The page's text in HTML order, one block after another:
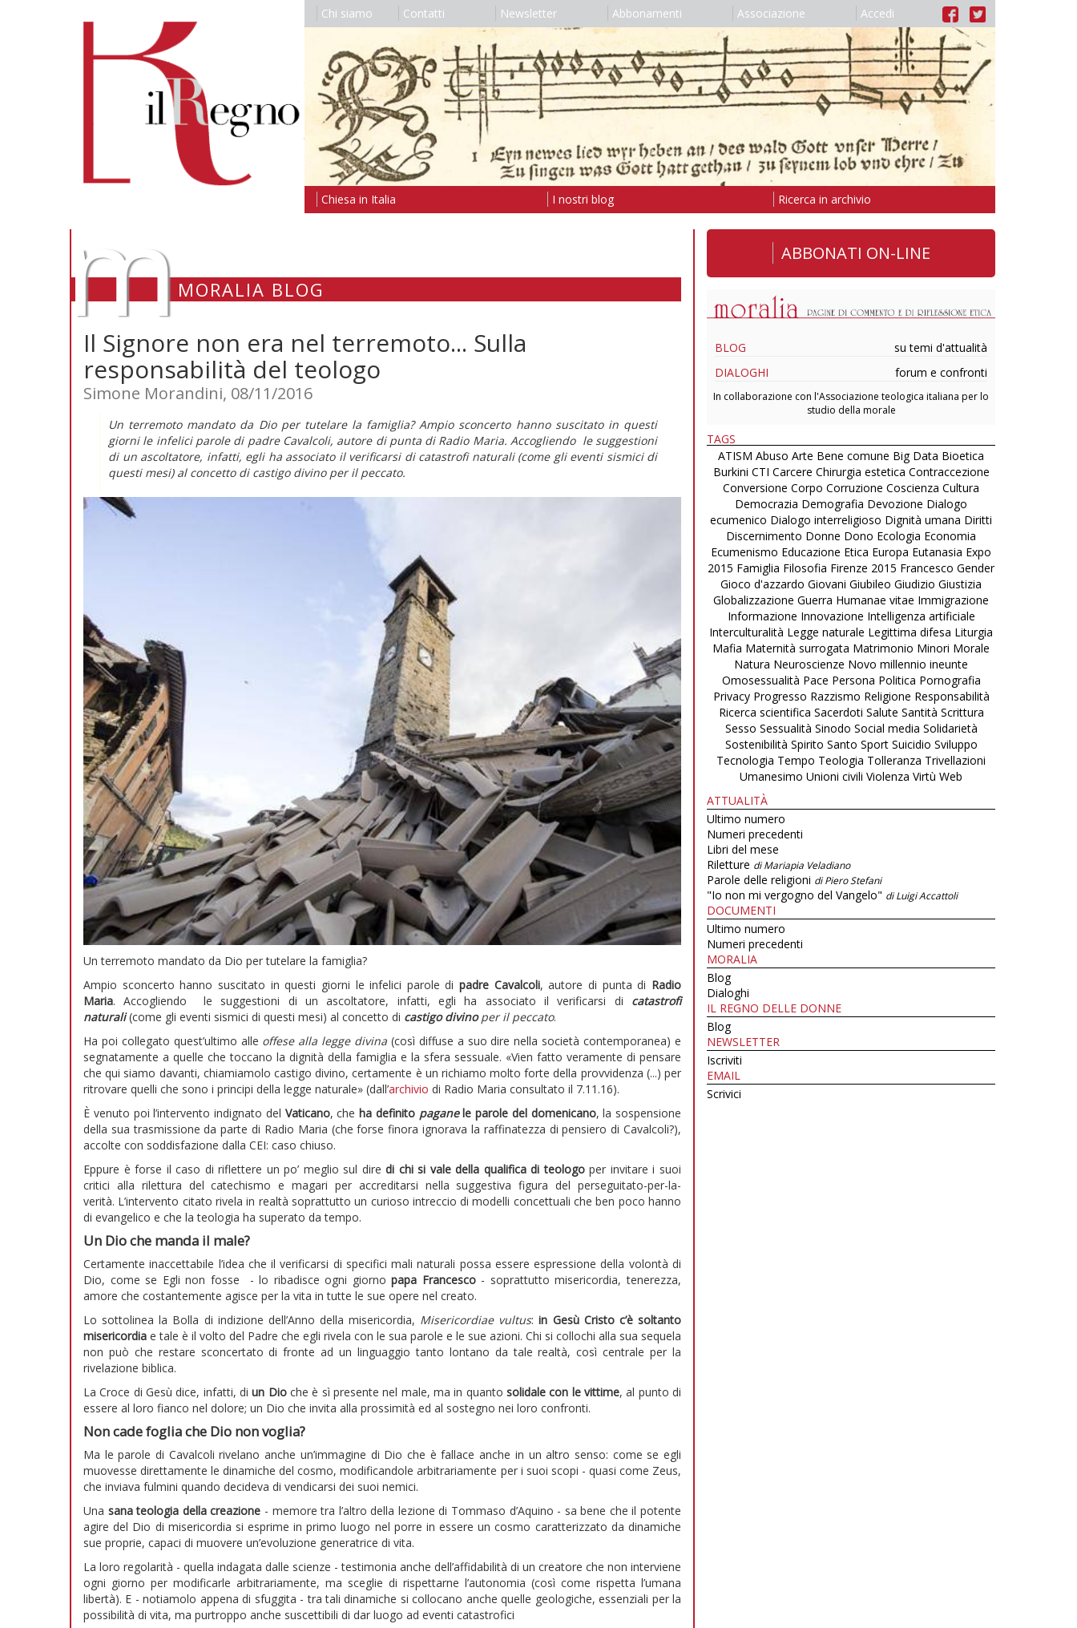
Chi siamo Contatti Newsletter Abbonamenti Associazione Accedi
Chiesa in Italia I nostri blog Ricerca in archivio
mMORALIA BLOG
Il Signore non era nel terremoto... Sulla
responsabilità del teologo
Simone Morandini, 08/11/2016
Un terremoto mandato da Dio per tutelare la famiglia? Ampio sconcerto hanno suscitato in questi
giorni le infelici parole di padre Cavalcoli, autore di punta di Radio Maria. Accogliendo le suggestioni
di un ascoltatore, infatti, egli ha associato il verificarsi di catastrofi naturali(come gli eventi sismici di
questi mesi) al concetto di castigo divino per il peccato.
Un terremoto mandato da Dio per tutelare la famiglia?
Ampio sconcerto hanno suscitato in questi giorni le infelici parole dipadre Cavalcoli, autore di punta di Radio
Maria. Accogliendo le suggestioni di un ascoltatore, infatti, egli ha associato il verificarsi di catastrofi
naturali(come gli eventi sismici di questi mesi) al concetto di castigo divinoper il peccato.
Ha poi collegato quest’ultimo alle offese alla legge divina (così diffuse a suo dire nella società contemporanea) e
segnatamente a quelle che toccano la dignità della famiglia e la sfera sessuale. «Vien fatto veramente di pensare
che qui siamo davanti, chiamiamolo castigo divino, certamente è un richiamo molto forte della provvidenza (...) per
ritrovare quelli che sono i principi della legge naturale» (dall’archivio di Radio Maria consultato il 7.11.16).
È venuto poi l’intervento indignato del Vaticano, che ha definito paganele parole del domenicano, la sospensione
della sua trasmissione da parte di Radio Maria (che forse finora ignorava la raffinatezza di pensiero di Cavalcoli?),
accolte con soddisfazione dalla CEI: caso chiuso.
Eppure è forse il caso di riflettere un po’ meglio sul diredi chi si vale della qualifica di teologoper invitare i suoi
critici alla rilettura del catechismo e magari per accreditarsi nella suggestiva figura del perseguitato-per-la-
verità. L’intervento citato rivela in realtà soprattutto un curioso intreccio di modelli concettuali che ben poco hanno
di evangelico e che la teologia ha superato da tempo.
Un Dio che manda il male?
Certamente inaccettabile l’idea che il verificarsi di specifici mali naturali possa essere espressione della volontà di
Dio, come se Egli non fosse - lo ribadisce ogni giornopapa Francesco - soprattutto misericordia, tenerezza,
amore che costantemente agisce per la vita in tutte le sue opere nel creato.
Lo sottolinea la Bolla di indizione dell’Anno della misericordia, Misericordiae vultus:in Gesù Cristo c’è soltanto
misericordia e tale è il volto del Padre che egli rivela con le sua parole e le sue azioni. Chi si collochi alla sua sequela
non può che restare sconcertato di fronte ad un linguaggio tanto lontano da tale realtà, così centrale per la
rivelazione biblica.
La Croce di Gesù dice, infatti, diun Dioche è sì presente nel male, ma in quantosolidale con le vittime, al punto di
essere al loro fianco nel dolore; un Dio che invita alla prossimità ed al sostegno nei loro confronti.
Non cade foglia che Dio non voglia?
Ma le parole di Cavalcoli rivelano anche un’immagine di Dio che è fallace anche in un altro senso: come se egli
muovesse direttamente le dinamiche del cosmo, modificandole arbitrariamente per i suoi scopi - quasi come Zeus,
che inviava fulmini quando decideva di vendicarsi dei suoi nemici.
Una sana teologia della creazione - memore tra l’altro della lezione di Tommaso d’Aquino - sa bene che il potente
agire del Dio di misericordia si esprime in primo luogo nel porre in essere un cosmo caratterizzato da dinamiche
sue proprie, capaci di muovere un’evoluzione generatrice di vita.
La loro regolarità - quella indagata dalle scienze - testimonia anche dell’affidabilità di un creatore che non interviene
ogni giorno per modificarle arbitrariamente, ma sceglie di rispettarne l’autonomia (così come rispetta l’umana
libertà). E - notiamolo appena di sfuggita - tra tali dinamiche si collocano anche quelle geologiche, essenziali per la
possibilità di vita, ma purtroppo anche suscettibili di dar luogo ad eventi catastrofici
ABBONATI ON-LINE
BLOG
su temi d'attualità
DIALOGHI
forum e confronti
In collaborazione con l'Associazione teologica italiana per lo
studio della morale
TAGS
ATISM Abuso Arte Bene comune Big Data Bioetica
Burkini CTI Carcere Chirurgia estetica Contraccezione
Conversione Corpo Corruzione Coscienza Cultura
Democrazia Demografia Devozione Dialogo
ecumenico Dialogo interreligioso Dignità umana Diritti
Discernimento Donne Dono Ecologia Economia
Ecumenismo Educazione Etica Europa Eutanasia Expo
2015 Famiglia Filosofia Firenze 2015 Francesco Gender
Gioco d'azzardo Giovani Giubileo Giudizio Giustizia
Globalizzazione Guerra Humanae vitae Immigrazione
Informazione Innovazione Intelligenza artificiale
Interculturalità Legge naturale Legittima difesa Liturgia
Mafia Maternità surrogata Matrimonio Minori Morale
Natura Neuroscienze Novo millennio ineunte
Omosessualità Pace Persona Politica Pornografia
Privacy Progresso Razzismo Religione Responsabilità
Ricerca scientifica Sacerdoti Salute Santità Scrittura
Sesso Sessualità Sinodo Social media Solidarietà
Sostenibilità Spirito Santo Sport Suicidio Sviluppo
Tecnologia Tempo Teologia Tolleranza Trivellazioni
Umanesimo Unioni civili Violenza Virtù Web
ATTUALITÀ
Ultimo numero
Numeri precedenti
Libri del mese
Riletture di Mariapia Veladiano
Parole delle religioni di Piero Stefani
"Io non mi vergogno del Vangelo" di Luigi Accattoli
DOCUMENTI
Ultimo numero
Numeri precedenti
MORALIA
Blog
Dialoghi
IL REGNO DELLE DONNE
Blog
NEWSLETTER
Iscriviti
EMAIL
Scrivici